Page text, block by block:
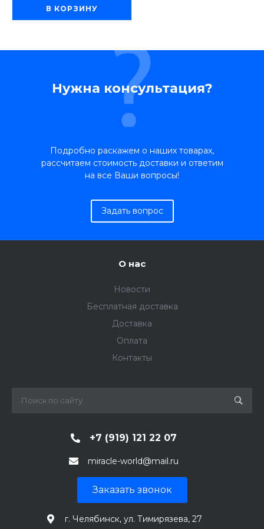
В КОРЗИНУ
Нужна консультация?
Подробно раскажем о наших товарах,
рассчитаем стоимость доставки и ответим
на все Ваши вопросы!
Задать вопрос
О нас
Новости
Бесплатная доставка
Доставка
Оплата
Контакты
+7 (919) 121 22 07
miracle-world@mail.ru
Заказать звонок
г. Челябинск, ул. Тимирязева, 27